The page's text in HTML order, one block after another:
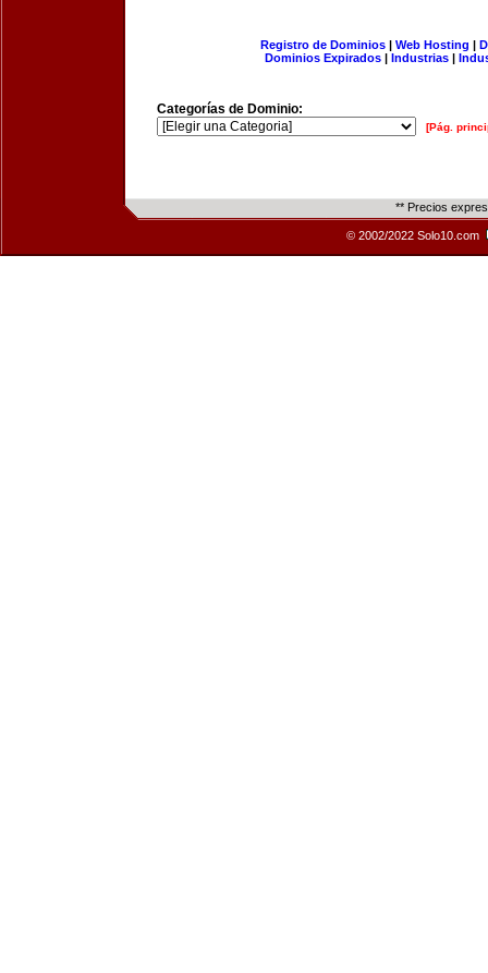
Registro de Dominios| Web Hosting |
Dominios Expirados | Industrias |
Categorías de Dominio:
[Pág.
** Precios
© 2002/2022 Solo10.com